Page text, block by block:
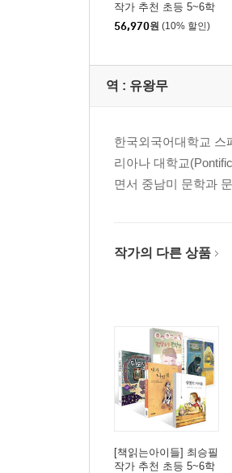
작가 추천 초등 5~6학
년 세트
56,970원 (10% 할인)
역 : 유왕무
한국외국어대학교 스
리아나 대학교
면서 중남미 문학과
작가의 다른 상품
[책읽는아이들] 최승필
작가 추천 초등 5~6학